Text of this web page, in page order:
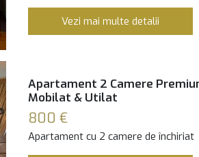
Vezi mai multe detalii
Apartament 2 Camere
Mobilat & Utilat
800 €
Apartament cu 2 camere de închiriat